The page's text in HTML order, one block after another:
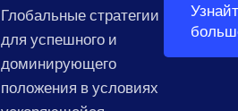
Глобальные стратегии
для успешного и
доминирующего
положения в условиях